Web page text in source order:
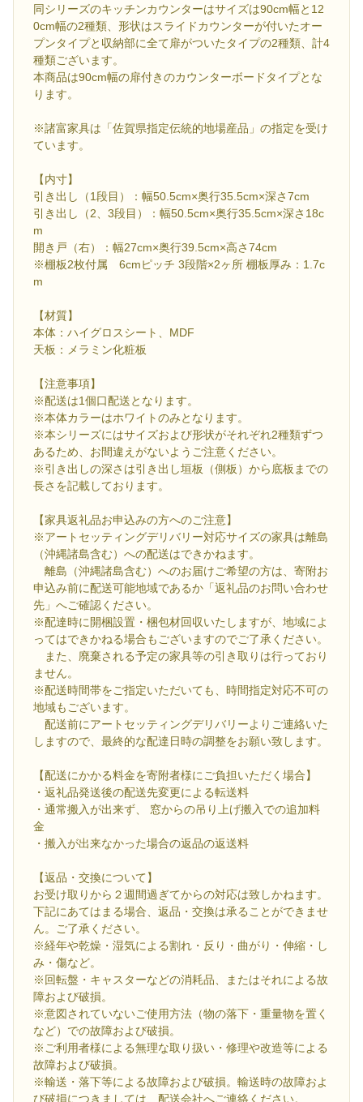
同シリーズのキッチンカウンターはサイズは90cm幅と12
0cm幅の2種類、形状はスライドカウンターが付いたオー
プンタイプと収納部に全て扉がついたタイプの2種類、計4
種類ございます。
本商品は90cm幅の扉付きのカウンターボードタイプとな
ります。
※諸富家具は「佐賀県指定伝統的地場産品」の指定を受け
ています。
【内寸】
引き出し（1段目）：幅50.5cm×奥行35.5cm×深さ7cm
引き出し（2、3段目）：幅50.5cm×奥行35.5cm×深さ18c
m
開き戸（右）：幅27cm×奥行39.5cm×高さ74cm
※棚板2枚付属 6cmピッチ 3段階×2ヶ所 棚板厚み：1.7c
m
【材質】
本体：ハイグロスシート、MDF
天板：メラミン化粧板
【注意事項】
※配送は1個口配送となります。
※本体カラーはホワイトのみとなります。
※本シリーズにはサイズおよび形状がそれぞれ2種類ずつ
あるため、お間違えがないようご注意ください。
※引き出しの深さは引き出し垣板（側板）から底板までの
長さを記載しております。
【家具返礼品お申込みの方へのご注意】
※アートセッティングデリバリー対応サイズの家具は離島
（沖縄諸島含む）への配送はできかねます。
離島（沖縄諸島含む）へのお届けご希望の方は、寄附お
申込み前に配送可能地域であるか「返礼品のお問い合わせ
先」へご確認ください。
※配達時に開梱設置・梱包材回収いたしますが、地域によ
ってはできかねる場合もございますのでご了承ください。
また、廃棄される予定の家具等の引き取りは行っており
ません。
※配送時間帯をご指定いただいても、時間指定対応不可の
地域もございます。
配送前にアートセッティングデリバリーよりご連絡いた
しますので、最終的な配達日時の調整をお願い致します。
【配送にかかる料金を寄附者様にご負担いただく場合】
・返礼品発送後の配送先変更による転送料
・通常搬入が出来ず、 窓からの吊り上げ搬入での追加料
金
・搬入が出来なかった場合の返品の返送料
【返品・交換について】
お受け取りから２週間過ぎてからの対応は致しかねます。
下記にあてはまる場合、返品・交換は承ることができませ
ん。ご了承ください。
※経年や乾燥・湿気による割れ・反り・曲がり・伸縮・し
み・傷など。
※回転盤・キャスターなどの消耗品、またはそれによる故
障および破損。
※意図されていないご使用方法（物の落下・重量物を置く
など）での故障および破損。
※ご利用者様による無理な取り扱い・修理や改造等による
故障および破損。
※輸送・落下等による故障および破損。輸送時の故障およ
び破損につきましては、配送会社へご連絡ください。